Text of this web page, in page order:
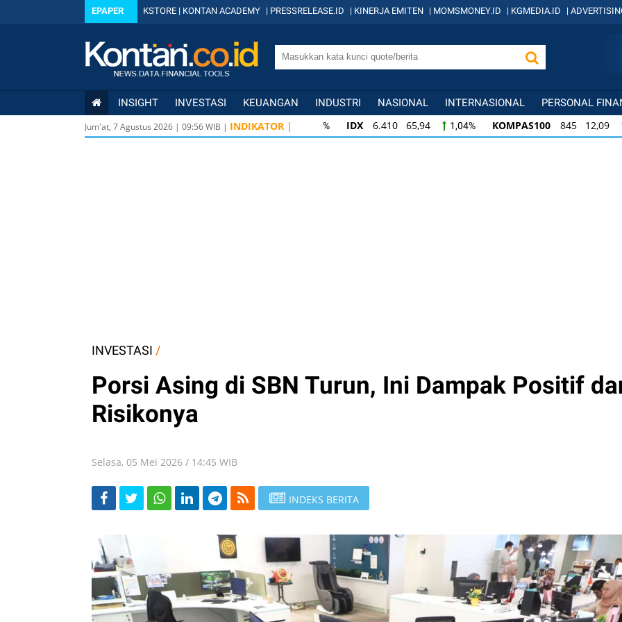
EPAPER KSTORE | KONTAN ACADEMY | PRESSRELEASE.ID | KINERJA EMITEN | MOMSMONEY.ID | KGMEDIA.ID |
INSIGHT INVESTASI KEUANGAN INDUSTRI NASIONAL INTERNASIONAL PERSONAL
Jum'at, 7 Agustus 2026 | 09:56WIB | INDIKATOR | IDX 6.410 65,94 1,04% KOMPAS100 845 12,09
KOMPAS100 845 12,09 1,45% LQ45 640 9,44
INVESTASI /
Porsi Asing di SBN Turun, Ini Dampak Positif
Risikonya
Selasa, 05 Mei 2026 / 14:45 WIB
INDEKS BERITA